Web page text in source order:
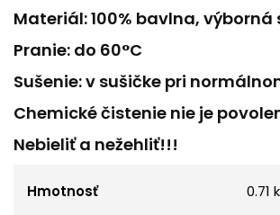
Materiál: 100% bavlna, výborná
Pranie: do 60°C
Sušenie: v sušičke pri
Chemické čistenie nie je
Nebieliť a nežehliť!!!
Hmotnosť 0.71